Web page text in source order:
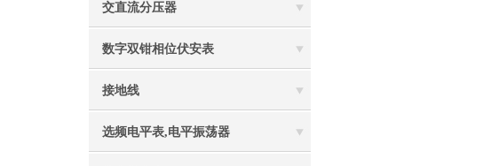
交直流分压器
数字双钳相位伏安表
接地线
选频电平表,电平振荡器